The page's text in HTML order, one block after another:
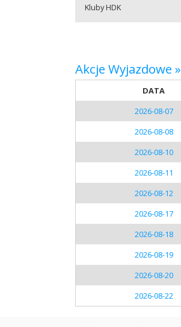
Kluby HDK
Akcje Wyjazdowe »
DATA
2026-08-07
2026-08-08
2026-08-10
2026-08-11
2026-08-12
2026-08-17
2026-08-18
2026-08-19
2026-08-20
2026-08-22